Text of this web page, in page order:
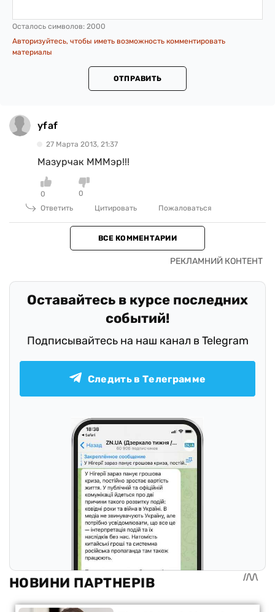
Осталось символов: 2000
Авторизуйтесь, чтобы иметь возможность комментировать
материалы
ОТПРАВИТЬ
yfaf
27 Марта 2013, 21:37
Мазурчак МММэр!!!
0
0
Ответить
Цитировать Пожаловаться
ВСЕ КОММЕНТАРИИ
Оставайтесь в курсе последних
событий!
Подписывайтесь на наш канал в Telegram
Следить в Телеграмме